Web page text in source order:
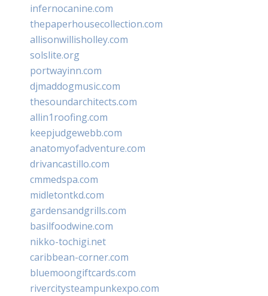
infernocanine.com
thepaperhousecollection.com
allisonwillisholley.com
solslite.org
portwayinn.com
djmaddogmusic.com
thesoundarchitects.com
allin1roofing.com
keepjudgewebb.com
anatomyofadventure.com
drivancastillo.com
cmmedspa.com
midletontkd.com
gardensandgrills.com
basilfoodwine.com
nikko-tochigi.net
caribbean-corner.com
bluemoongiftcards.com
rivercitysteampunkexpo.com